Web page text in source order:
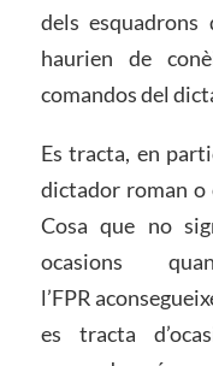
dels esquadrons
haurien de
comandos del
Es tracta, en
dictador roman o
Cosa que no
ocasions
l’FPR
es tracta